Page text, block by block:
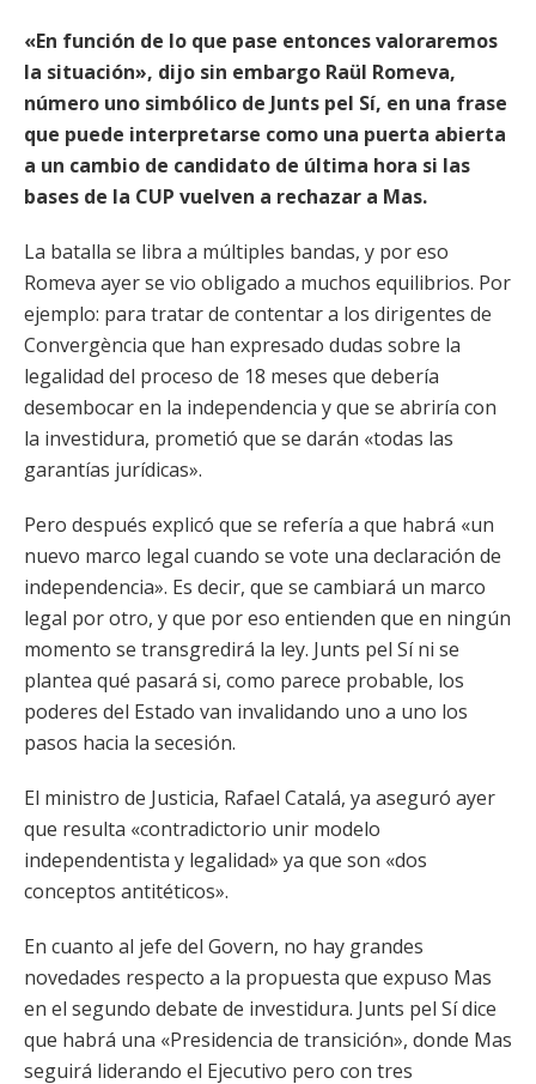
«En función de lo que pase entonces valoraremos
la situación», dijo sin embargo Raül Romeva,
número uno simbólico de Junts pel Sí, en una frase
que puede interpretarse como una puerta abierta
a un cambio de candidato de última hora si las
bases de la CUP vuelven a rechazar a Mas.
La batalla se libra a múltiples bandas, y por eso
Romeva ayer se vio obligado a muchos equilibrios. Por
ejemplo: para tratar de contentar a los dirigentes de
Convergència que han expresado dudas sobre la
legalidad del proceso de 18 meses que debería
desembocar en la independencia y que se abriría con
la investidura, prometió que se darán «todas las
garantías jurídicas».
Pero después explicó que se refería a que habrá «un
nuevo marco legal cuando se vote una declaración de
independencia». Es decir, que se cambiará un marco
legal por otro, y que por eso entienden que en ningún
momento se transgredirá la ley. Junts pel Sí ni se
plantea qué pasará si, como parece probable, los
poderes del Estado van invalidando uno a uno los
pasos hacia la secesión.
El ministro de Justicia, Rafael Catalá, ya aseguró ayer
que resulta «contradictorio unir modelo
independentista y legalidad» ya que son «dos
conceptos antitéticos».
En cuanto al jefe del Govern, no hay grandes
novedades respecto a la propuesta que expuso Mas
en el segundo debate de investidura. Junts pel Sí dice
que habrá una «Presidencia de transición», donde Mas
seguirá liderando el Ejecutivo pero con tres